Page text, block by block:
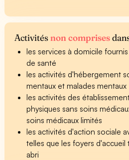
Activitésnon comprises
les services à domicile
de santé
les activités d'hébergement
mentaux et malades mentaux
les activités des
physiques sans soins
soins médicaux limités
les activités d'action sociale
telles que les foyers
abri